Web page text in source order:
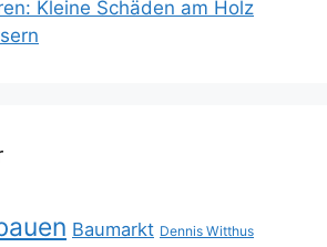
Kleine Schäden am Holz
Baumarkt Dennis Witthus